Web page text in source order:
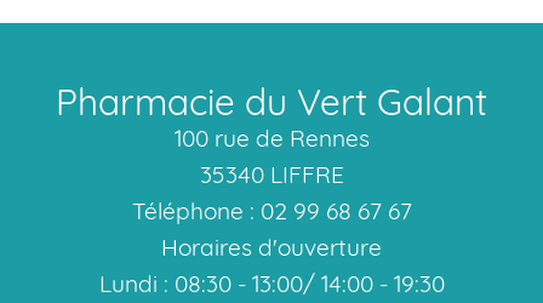
Pharmacie du Vert Galant
100 rue de Rennes
35340 LIFFRE
Téléphone : 02 99 68 67 67
Horaires d'ouverture
Lundi : 08:30 - 13:00/ 14:00 - 19:30